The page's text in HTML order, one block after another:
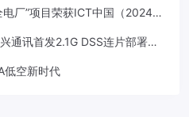
厂”项目荣获ICT中国（2024）
通讯首发2.1G DSS连片部署助
低空新时代